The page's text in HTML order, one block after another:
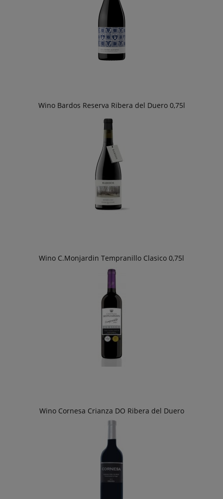
Wino Bardos Reserva Ribera del Duero 0,75l
Wino C.Monjardin Tempranillo Clasico 0,75l
Wino Cornesa Crianza DO Ribera del Duero